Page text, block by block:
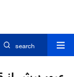
search